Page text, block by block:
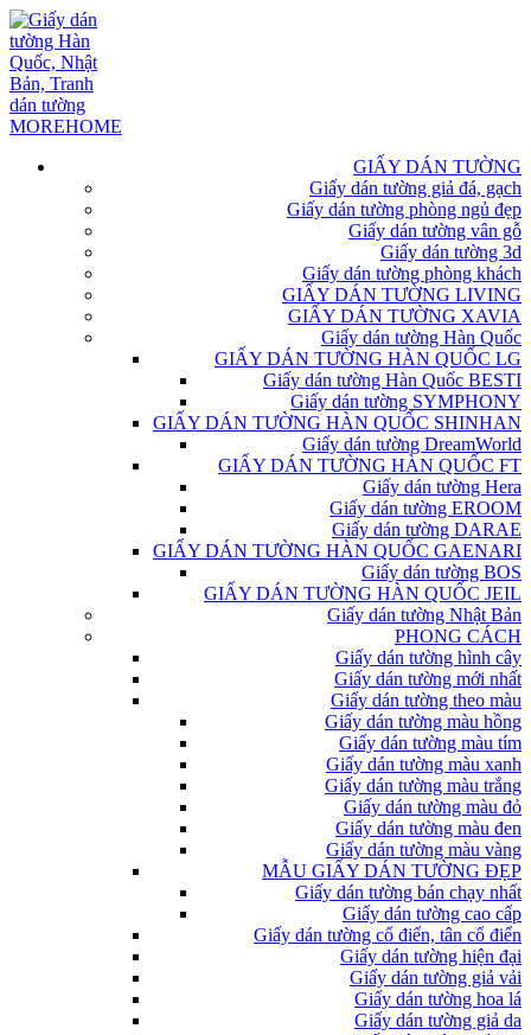
GIẤY DÁN TƯỜNG
Giấy dán tường giả đá, gạch
Giấy dán tường phòng ngủ đẹp
Giấy dán tường vân gỗ
Giấy dán tường 3d
Giấy dán tường phòng khách
GIẤY DÁN TƯỜNG LIVING
GIẤY DÁN TƯỜNG XAVIA
Giấy dán tường Hàn Quốc
GIẤY DÁN TƯỜNG HÀN QUỐC LG
Giấy dán tường Hàn Quốc BESTI
Giấy dán tường SYMPHONY
GIẤY DÁN TƯỜNG HÀN QUỐC SHINHAN
Giấy dán tường DreamWorld
GIẤY DÁN TƯỜNG HÀN QUỐC FT
Giấy dán tường Hera
Giấy dán tường EROOM
Giấy dán tường DARAE
GIẤY DÁN TƯỜNG HÀN QUỐC GAENARI
Giấy dán tường BOS
GIẤY DÁN TƯỜNG HÀN QUỐC JEIL
Giấy dán tường Nhật Bản
PHONG CÁCH
Giấy dán tường hình cây
Giấy dán tường mới nhất
Giấy dán tường theo màu
Giấy dán tường màu hồng
Giấy dán tường màu tím
Giấy dán tường màu xanh
Giấy dán tường màu trắng
Giấy dán tường màu đỏ
Giấy dán tường màu đen
Giấy dán tường màu vàng
MẪU GIẤY DÁN TƯỜNG ĐẸP
Giấy dán tường bán chạy nhất
Giấy dán tường cao cấp
Giấy dán tường cổ điển, tân cổ điển
Giấy dán tường hiện đại
Giấy dán tường giả vải
Giấy dán tường hoa lá
Giấy dán tường giả da